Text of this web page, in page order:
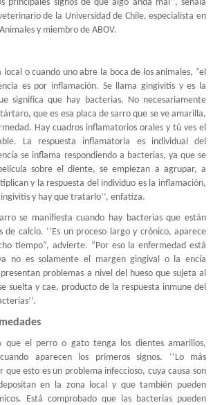
principales signos de que algo anda mal’’, señala
de la Universidad de Chile, especialista en
y miembro de ABOV.
local o cuando uno abre la boca de los animales, “el
es por inflamación. Se llama gingivitis y es la
significa que hay bacterias. No necesariamente
que es esa placa de sarro que se ve amarilla,
Hay cuadros inflamatorios orales y tú ves el
La respuesta inflamatoria es individual del
se inflama respondiendo a bacterias, ya que se
sobre el diente, se empiezan a agrupar, a
y la respuesta del individuo es la inflamación,
y hay que tratarlo’’, enfatiza.
se manifiesta cuando hay bacterias que están
de calcio. ‘’Es un proceso largo y crónico, aparece
tiempo”, advierte. “Por eso la enfermedad está
no es solamente el margen gingival o la encía
problemas a nivel del hueso que sujeta al
suelta y cae, producto de la respuesta inmune del
que el perro o gato tenga los dientes amarillos,
aparecen los primeros signos. ‘’Lo más
esto es un problema infeccioso, cuya causa son
en la zona local y que también pueden
Está comprobado que las bacterias pueden